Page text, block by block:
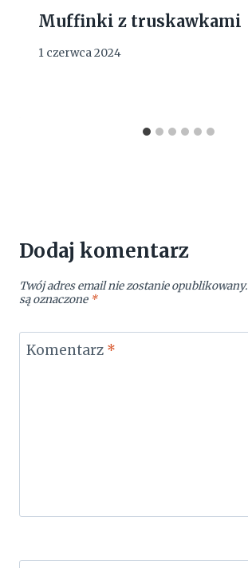
Muffinki z truskawkami
1 czerwca 2024
Dodaj komentarz
Twój adres email nie zostanie opublikowany.
są oznaczone *
Komentarz *